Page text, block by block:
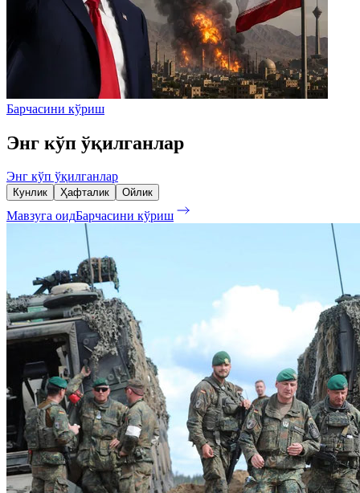
Барчасини кўриш
Энг кўп ўқилганлар
Энг кўп ўқилганлар
Кунлик Ҳафталик Ойлик
Мавзуга оидБарчасини кўриш